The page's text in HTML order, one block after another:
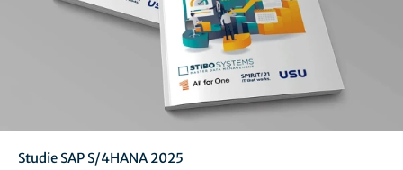
Studie SAP S/4HANA 2025